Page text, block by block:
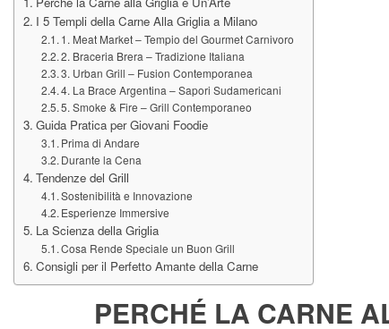
I 5 Templi della Carne Alla Griglia a Milano
1. Meat Market – Tempio del Gourmet Carnivoro
2. Braceria Brera – Tradizione Italiana
3. Urban Grill – Fusion Contemporanea
4. La Brace Argentina – Sapori Sudamericani
5. Smoke & Fire – Grill Contemporaneo
Guida Pratica per Giovani Foodie
Prima di Andare
Durante la Cena
Tendenze del Grill
Sostenibilità e Innovazione
Esperienze Immersive
La Scienza della Griglia
Cosa Rende Speciale un Buon Grill
Consigli per il Perfetto Amante della Carne
PERCHÉ LA CARNE